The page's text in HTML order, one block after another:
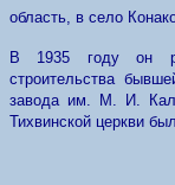
область, в село
В 1935 году он
строительства
завода им. М. И.
Тихвинской церкви